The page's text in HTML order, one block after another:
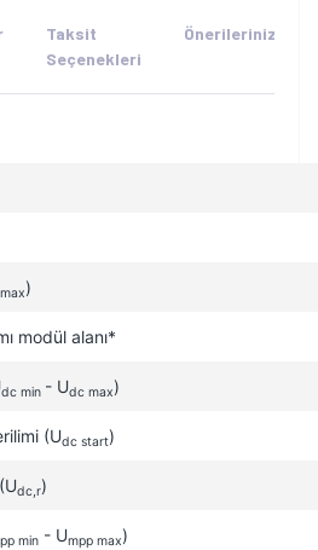
Taksit
Seçenekleri
Önerileriniz
)
modül alanı*
dc min - Udc max)
(Udc start)
dc,r)
min - Umpp max)